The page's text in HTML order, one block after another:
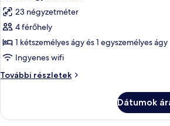
ággyal
részletei
szoba
összes
képének
megtekintése:
Háromágyas
szoba
23 négyzetméter
4 férőhely
1 kétszemélyes ágy és 1 egyszemélyes ágy
Ingyenes wifi
További részletek
Háromágyas
Dátumok